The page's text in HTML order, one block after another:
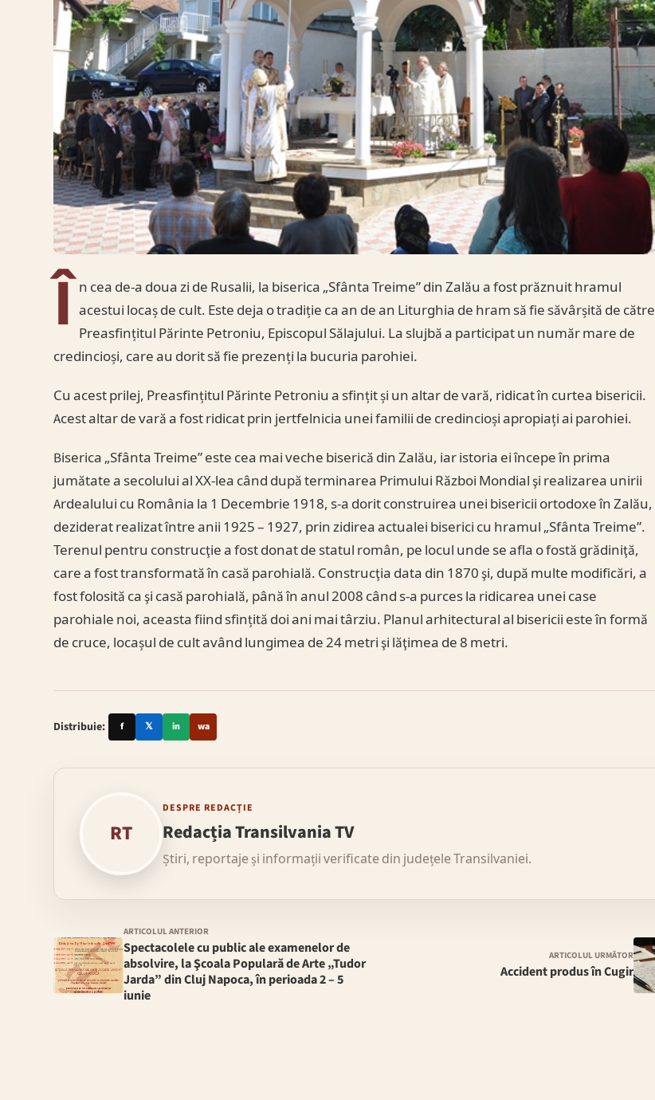
Î n cea de-a doua zi de Rusalii, la biserica „Sfânta Treime” din Zalău a fost prăznuit hramul
acestui locaș de cult. Este deja o tradiție ca an de an Liturghia de hram să fie săvârșită de către
Preasfințitul Părinte Petroniu, Episcopul Sălajului. La slujbă a participat un număr mare de
credincioși, care au dorit să fie prezenți la bucuria parohiei.
Cu acest prilej, Preasfințitul Părinte Petroniu a sfințit și un altar de vară, ridicat în curtea bisericii.
Acest altar de vară a fost ridicat prin jertfelnicia unei familii de credincioși apropiați ai parohiei.
Biserica „Sfânta Treime” este cea mai veche biserică din Zalău, iar istoria ei începe în prima
jumătate a secolului al XX-lea când după terminarea Primului Război Mondial şi realizarea unirii
Ardealului cu România la 1 Decembrie 1918, s-a dorit construirea unei bisericii ortodoxe în Zalău,
deziderat realizat între anii 1925 – 1927, prin zidirea actualei biserici cu hramul „Sfânta Treime”.
Terenul pentru construcţie a fost donat de statul român, pe locul unde se afla o fostă grădiniţă,
care a fost transformată în casă parohială. Construcţia data din 1870 şi, după multe modificări, a
fost folosită ca şi casă parohială, până în anul 2008 când s-a purces la ridicarea unei case
parohiale noi, aceasta fiind sfințită doi ani mai târziu. Planul arhitectural al bisericii este în formă
de cruce, locașul de cult având lungimea de 24 metri şi lăţimea de 8 metri.
Distribuie: f 𝕏 in wa
RT
DESPRE REDACȚIE
Redacția Transilvania TV
Știri, reportaje și informații verificate din județele Transilvaniei.
ARTICOLUL ANTERIOR
Spectacolele cu public ale examenelor de
absolvire, la Şcoala Populară de Arte „Tudor
Jarda” din Cluj Napoca, în perioada 2 – 5
iunie
ARTICOLUL URMĂTOR
Accident produs în Cugir